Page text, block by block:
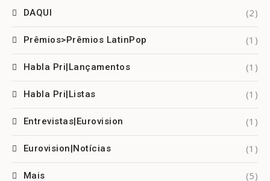
DAQUI (2)
Prêmios>Prêmios LatinPop (1)
Habla Pri|Lançamentos (1)
Habla Pri|Listas (1)
Entrevistas|Eurovision (1)
Eurovision|Notícias (1)
Mais (5)